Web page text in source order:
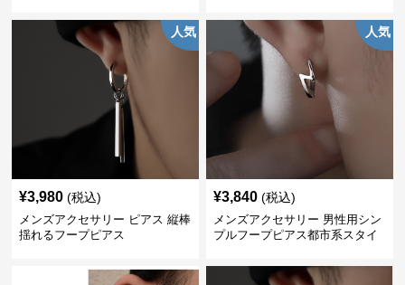
人気
¥3,980 (税込)
メンズアクセサリー ピアス 縦棒
揺れるフープピアス
人気
¥3,840 (税込)
メンズアクセサリー 男性用シン
プルフープピアス都市系スタイ